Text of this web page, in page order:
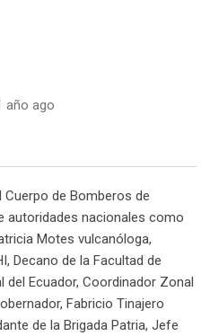
año ago
Cuerpo de Bomberos de
autoridades nacionales como
Motes vulcanóloga,
Decano de la Facultad de
del Ecuador, Coordinador Zonal
Fabricio Tinajero
de la Brigada Patria, Jefe